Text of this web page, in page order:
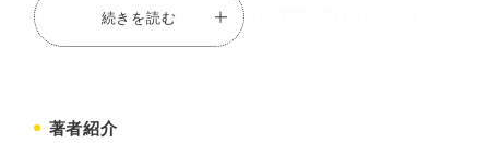
「読みたい本があるのに、なかなか時間が取れない」「もっと
たくさんの本が読みたいのに、一冊読むのに時間がかかってし
を体験してみてください。
続きを読む
著者紹介